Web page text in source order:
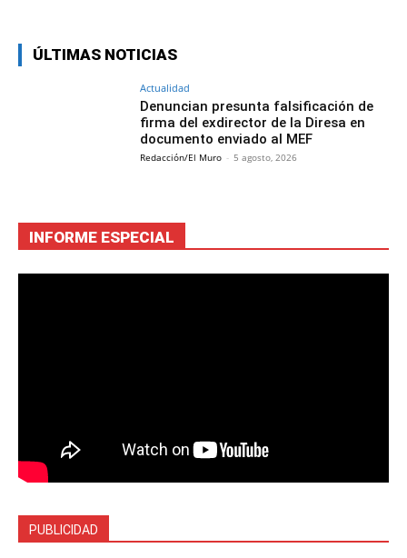
ÚLTIMAS NOTICIAS
Actualidad
Denuncian presunta falsificación de
firma del exdirector de la Diresa en
documento enviado al MEF
Redacción/El Muro - 5 agosto, 2026
INFORME ESPECIAL
PUBLICIDAD